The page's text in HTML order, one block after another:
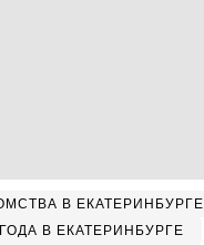
В ЕКАТЕРИНБУРГЕ
В ЕКАТЕРИНБУРГЕ